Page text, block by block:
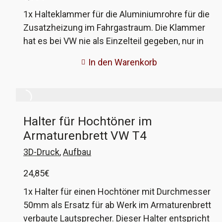
Koppelstangen nötig! Diese könnt ihr auch bei
uns unter 70X0700-27 finden oder hier direkt im
Angebot mitkaufen. VW-Vergleichsnummer: 701
1x Halteklammer für die Aluminiumrohre für die
Zusatzheizung im Fahrgastraum. Die Klammer
hat es bei VW nie als Einzelteil gegeben, nur in
mit der Zeit spröde werden und brechen, bieten
In den Warenkorb
Halter für Hochtöner im
Armaturenbrett VW T4
3D-Druck,Aufbau
24,85€
1x Halter für einen Hochtöner mit Durchmesser
50mm als Ersatz für ab Werk im Armaturenbrett
verbaute Lautsprecher. Dieser Halter entspricht